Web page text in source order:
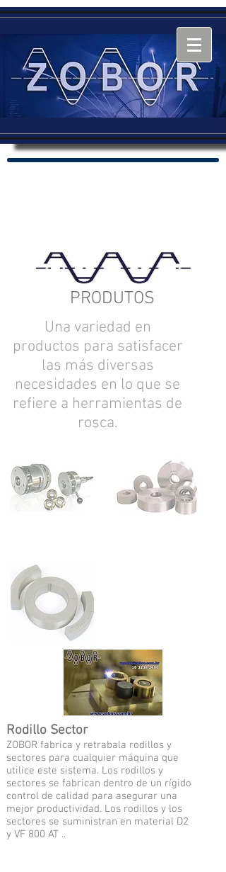
PRODUTOS
Una variedad en
productos para satisfacer
las más diversas
necesidades en lo que se
refiere a herramientas de
rosca.
Rodillo Sector
ZOBOR fabrica y retrabala rodillos y
sectores para cualquier máquina que
utilice este sistema. Los rodillos y
sectores se fabrican dentro de un rígido
control de calidad para asegurar una
mejor productividad. Los rodillos y los
sectores se suministran en material D2
y VF 800 AT ..